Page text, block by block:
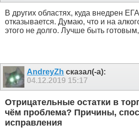
В других областях, куда внедрен
отказывается. Думаю, что и на
этого не долго. Лучше быть
AndreyZh сказал(-а):
04.12.2019 15:17
Отрицательные остатки в
чём проблема? Причины,
исправления